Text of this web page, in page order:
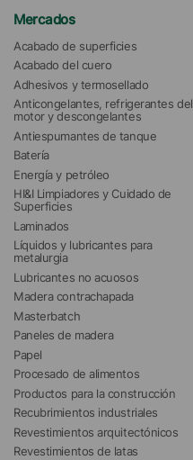
Mercados
Acabado de superficies
Acabado del cuero
Adhesivos y termosellado
Anticongelantes, refrigerantes del
motor y descongelantes
Antiespumantes de tanque
Batería
Energía y petróleo
HI&I Limpiadores y Cuidado de
Superficies
Laminados
Líquidos y lubricantes para
metalurgia
Lubricantes no acuosos
Madera contrachapada
Masterbatch
Paneles de madera
Papel
Procesado de alimentos
Productos para la construcción
Recubrimientos industriales
Revestimientos arquitectónicos
Revestimientos de latas